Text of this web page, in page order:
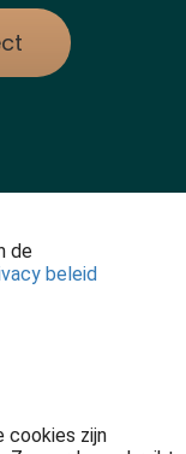
de
beleid
cookies zijn